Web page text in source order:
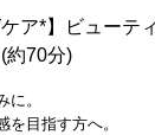
ケア*】ビューテ
約70分)
に。
を目指す方へ。